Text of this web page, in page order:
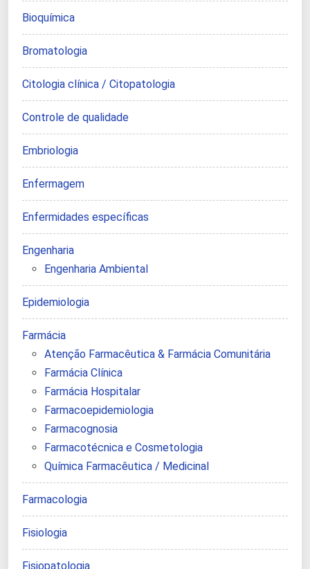
Bioquímica
Bromatologia
Citologia clínica / Citopatologia
Controle de qualidade
Embriologia
Enfermagem
Enfermidades específicas
Engenharia
Engenharia Ambiental
Epidemiologia
Farmácia
Atenção Farmacêutica & Farmácia Comunitária
Farmácia Clínica
Farmácia Hospitalar
Farmacoepidemiologia
Farmacognosia
Farmacotécnica e Cosmetologia
Química Farmacêutica / Medicinal
Farmacologia
Fisiologia
Fisiopatologia